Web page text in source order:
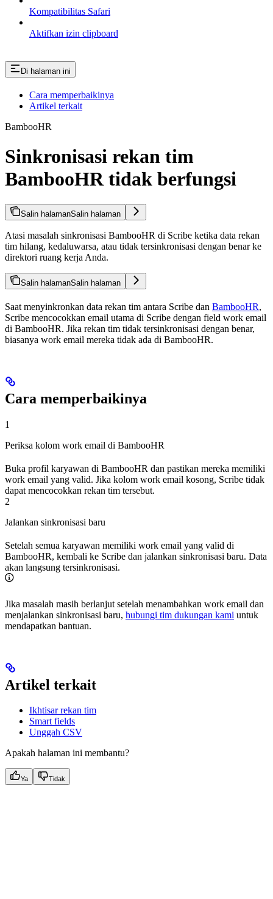
Kompatibilitas Safari
Aktifkan izin clipboard
Di halaman ini
Cara memperbaikinya
Artikel terkait
BambooHR
Sinkronisasi rekan tim
BambooHR tidak berfungsi
Salin halamanSalin halaman
Atasi masalah sinkronisasi BambooHR di Scribe ketika data rekan
tim hilang, kedaluwarsa, atau tidak tersinkronisasi dengan benar ke
direktori ruang kerja Anda.
Salin halamanSalin halaman
Saat menyinkronkan data rekan tim antara Scribe dan BambooHR,
Scribe mencocokkan email utama di Scribe dengan field work email
di BambooHR. Jika rekan tim tidak tersinkronisasi dengan benar,
biasanya work email mereka tidak ada di BambooHR.
Cara memperbaikinya
1
Periksa kolom work email di BambooHR
Buka profil karyawan di BambooHR dan pastikan mereka memiliki
work email yang valid. Jika kolom work email kosong, Scribe tidak
dapat mencocokkan rekan tim tersebut.
2
Jalankan sinkronisasi baru
Setelah semua karyawan memiliki work email yang valid di
BambooHR, kembali ke Scribe dan jalankan sinkronisasi baru. Data
akan langsung tersinkronisasi.
Jika masalah masih berlanjut setelah menambahkan work email dan
menjalankan sinkronisasi baru, hubungi tim dukungan kami untuk
mendapatkan bantuan.
Artikel terkait
Ikhtisar rekan tim
Smart fields
Unggah CSV
Apakah halaman ini membantu?
Ya Tidak